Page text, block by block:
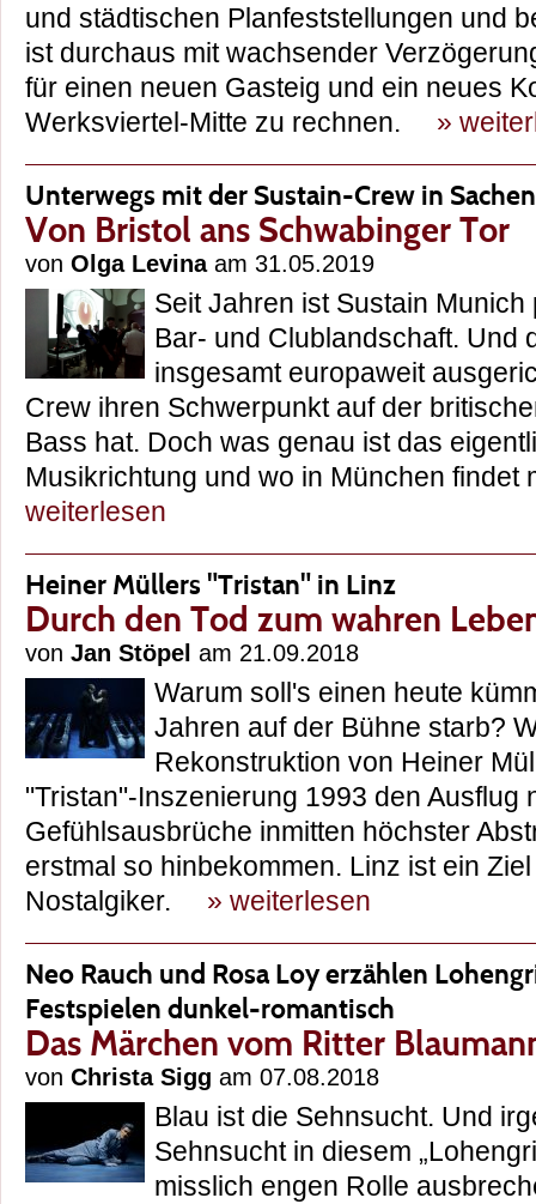
und städtischen Planfeststellungen und
ist durchaus mit wachsender
für einen neuen Gasteig und ein neues
Werksviertel-Mitte zu rechnen. »
Unterwegs mit der Sustain-Crew in
Von Bristol ans Schwabinger Tor
von Olga Levinaam 31.05.2019
Seit Jahren ist Sustain
Bar- und Clublandschaft. Und
insgesamt europaweit
Crew ihren Schwerpunkt auf der
Bass hat. Doch was genau ist das
Musikrichtung und wo in München
weiterlesen
Heiner Müllers "Tristan" in Linz
Durch den Tod zum wahren
von Jan Stöpel am 21.09.2018
Warum soll's einen heute
Jahren auf der Bühne starb?
Rekonstruktion von Heiner
"Tristan"-Inszenierung 1993 den Ausflug
Gefühlsausbrüche inmitten höchster
erstmal so hinbekommen. Linz ist ein
Nostalgiker. » weiterlesen
Neo Rauch und Rosa Loy erzählen
Festspielen dunkel-romantisch
Das Märchen vom Ritter
von Christa Sigg am 07.08.2018
Blau ist die Sehnsucht. Und
Sehnsucht in diesem
misslich engen Rolle